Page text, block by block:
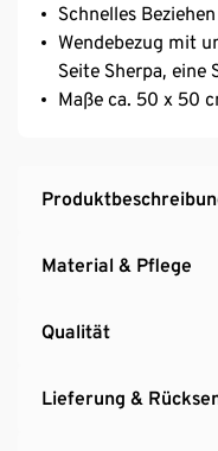
Schnelles
Wendebezug mit
Seite Sherpa, eine
Maße ca. 50 x 50
Material & Pflege
Qualität
Lieferung &